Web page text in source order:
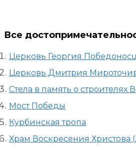
Все
Церковь Георгия
Церковь Дмитрия
Стела в память о строителях
Мост Победы
Курбинская тропа
Храм Воскресения Христова